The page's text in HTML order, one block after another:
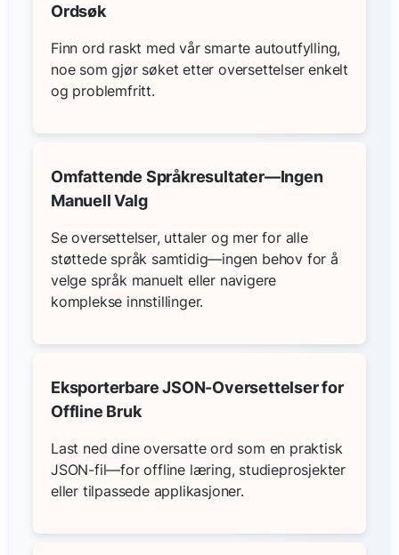
Ordsøk
Finn ord raskt med vår smarte autoutfylling,
noe som gjør søket etter oversettelser enkelt
og problemfritt.
Omfattende Språkresultater—Ingen
Manuell Valg
Se oversettelser, uttaler og mer for alle
støttede språk samtidig—ingen behov for å
velge språk manuelt eller navigere
komplekse innstillinger.
Eksporterbare JSON-Oversettelser for
Offline Bruk
Last ned dine oversatte ord som en praktisk
JSON-fil—for offline læring, studieprosjekter
eller tilpassede applikasjoner.